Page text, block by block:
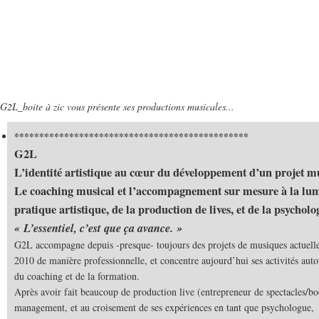
G2L_boite à zic vous présente ses productions musicales...
***********************************************
G2L
L’identité artistique au cœur du développement d’un projet
Le coaching musical et l’accompagnement sur mesure à la
pratique artistique, de la production de lives, et de la
« L’essentiel, c’est que ça avance. »
G2L accompagne depuis -presque- toujours des projets de musiques
2010 de manière professionnelle, et concentre aujourd’hui ses activités
du coaching et de la formation.
Après avoir fait beaucoup de production live (entrepreneur de spectacles/
management, et au croisement de ses expériences en tant que psychologue,